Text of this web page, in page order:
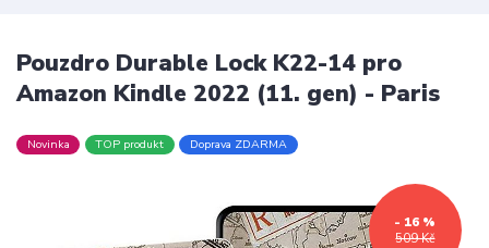
Pouzdro Durable Lock K22-14 pro
Amazon Kindle 2022 (11. gen) - Paris
Novinka TOP produkt Doprava ZDARMA
509 Kč
- 16 %